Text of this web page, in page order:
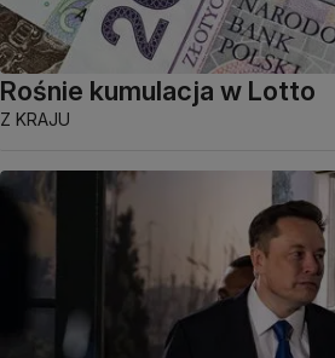
Rośnie kumulacja w Lotto
Z KRAJU